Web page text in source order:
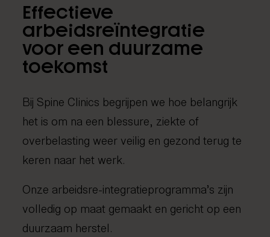
Effectieve
arbeidsreïntegratie
voor een duurzame
toekomst
Bij Spine Clinics begrijpen we hoe belangrijk
het is om na een blessure, ziekte of
overbelasting weer veilig en gezond terug te
keren naar het werk.
Onze arbeidsre-integratieprogramma’s zijn
volledig op maat gemaakt en gericht op een
duurzaam herstel.